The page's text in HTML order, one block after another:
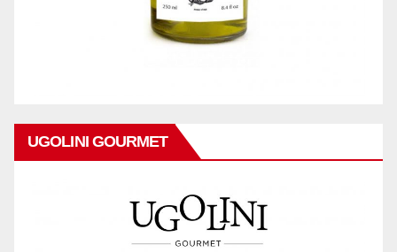
UGOLINI GOURMET